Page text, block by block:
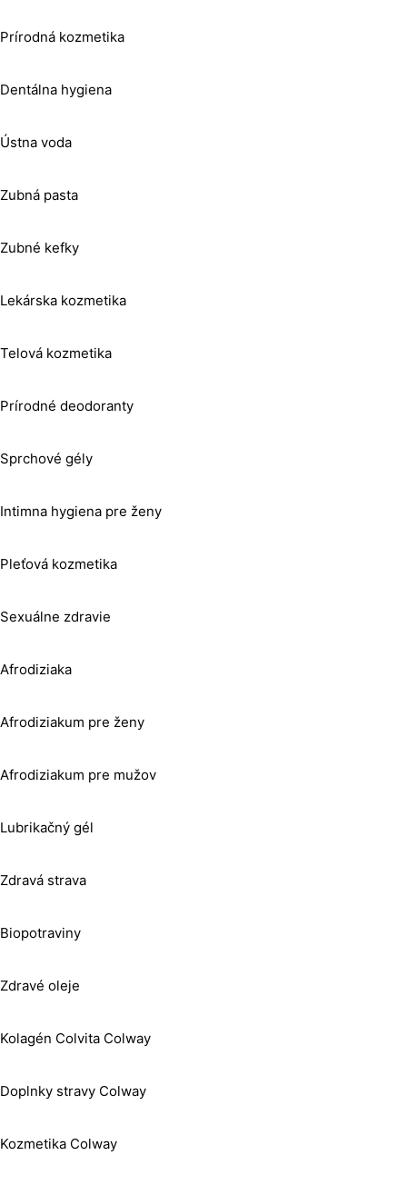
Prírodná kozmetika
Dentálna hygiena
Ústna voda
Zubná pasta
Zubné kefky
Lekárska kozmetika
Telová kozmetika
Prírodné deodoranty
Sprchové gély
Intimna hygiena pre ženy
Pleťová kozmetika
Sexuálne zdravie
Afrodiziaka
Afrodiziakum pre ženy
Afrodiziakum pre mužov
Lubrikačný gél
Zdravá strava
Biopotraviny
Zdravé oleje
Kolagén Colvita Colway
Doplnky stravy Colway
Kozmetika Colway